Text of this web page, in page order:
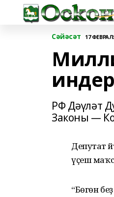
Сәйәсәт 17
РФ Дәүләт
Законы —
Депутат
үҫеш
“Бөгөн